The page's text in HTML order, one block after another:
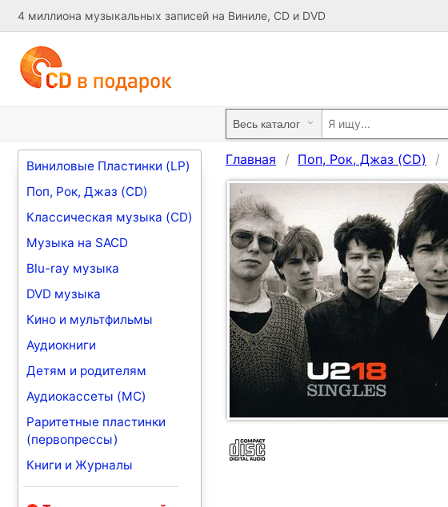
4 миллиона музыкальных записей на Виниле, CD и DVD
Виниловые Пластинки (LP)
Поп, Рок, Джаз (CD)
Классическая музыка (CD)
Музыка на SACD
Blu-ray музыка
DVD музыка
Кино и мультфильмы
Аудиокниги
Детям и родителям
Аудиокассеты (MC)
Раритетные пластинки
(первопрессы)
Книги и Журналы
Главная Поп, Рок, Джаз (CD)